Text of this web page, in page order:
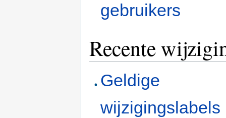
gebruikers
Recente
Geldige
wijzigingslabels